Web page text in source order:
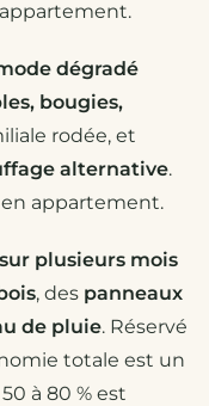
dégradé
bougies,
rodée, et
alternative.
en appartement.
plusieurs mois
, des panneaux
de pluie. Réservé
totale est un
à 80 % est